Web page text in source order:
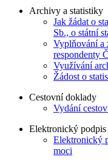
Archivy a statistiky
Jak žádat o
Sb., o státní
Vyplňování a
respondenty
Využívání
Žádost o
Cestovní doklady
Vydání
Elektronický podpis
Elektronický
moci